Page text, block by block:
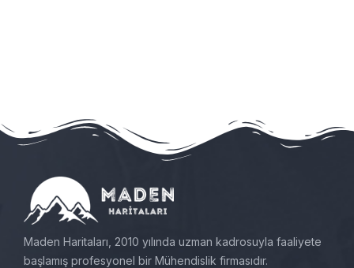
Maden Haritaları, 2010 yılında uzman kadrosuyla faaliyete
başlamış profesyonel bir Mühendislik firmasıdır.